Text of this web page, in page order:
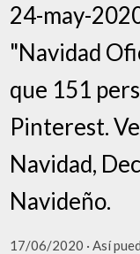
24-may-
"Navidad
que 151
Pinterest.
Navidad,
Navideño.
17/06/2020 · Así